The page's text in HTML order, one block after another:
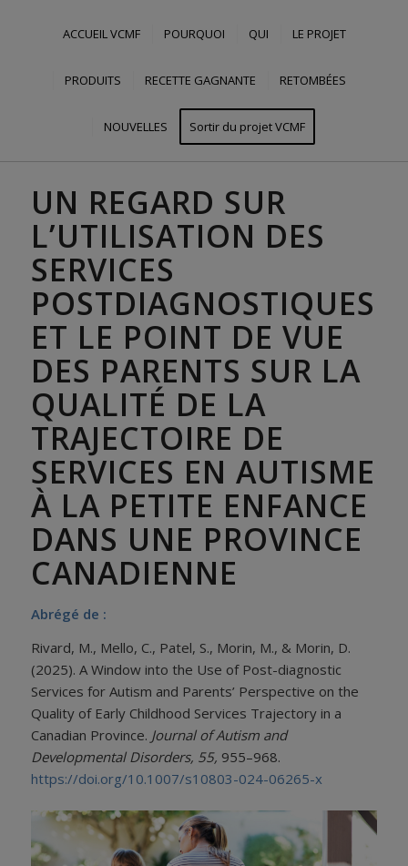
ACCUEIL VCMF POURQUOI QUI LE PROJET
PRODUITS RECETTE GAGNANTE RETOMBÉES
NOUVELLES Sortir du projet VCMF
UN REGARD SUR
L’UTILISATION DES
SERVICES
POSTDIAGNOSTIQUES
ET LE POINT DE VUE
DES PARENTS SUR LA
QUALITÉ DE LA
TRAJECTOIRE DE
SERVICES EN AUTISME
À LA PETITE ENFANCE
DANS UNE PROVINCE
CANADIENNE
Abrégé de :
Rivard, M., Mello, C., Patel, S., Morin, M., & Morin, D.
(2025). A Window into the Use of Post-diagnostic
Services for Autism and Parents’ Perspective on the
Quality of Early Childhood Services Trajectory in a
Canadian Province. Journal of Autism and
Developmental Disorders, 55, 955–968.
https://doi.org/10.1007/s10803-024-06265-x